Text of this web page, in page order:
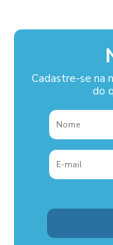
Cadastre-se na
do